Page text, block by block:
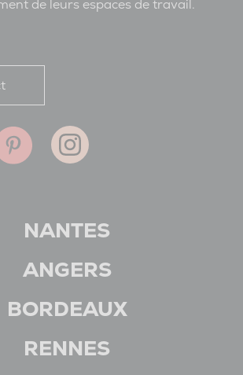
de leurs espaces de travail.
NANTES
ANGERS
BORDEAUX
RENNES